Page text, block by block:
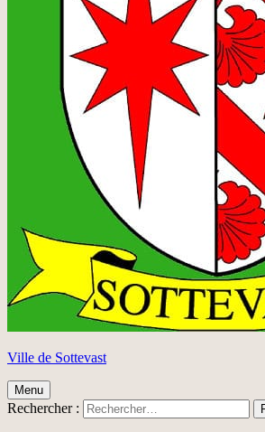
Ville de Sottevast
Menu
Rechercher :